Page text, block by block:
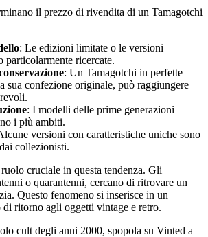
il prezzo di rivendita di un Tamagotchi
: Le edizioni limitate o le versioni
particolarmente ricercate.
: Un Tamagotchi in perfette
sua confezione originale, può raggiungere
: I modelli delle prime generazioni
i più ambiti.
versioni con caratteristiche uniche sono
collezionisti.
cruciale in questa tendenza. Gli
o quarantenni, cercano di ritrovare un
Questo fenomeno si inserisce in un
ritorno agli oggetti vintage e retro.
cult degli anni 2000, spopola su Vinted a